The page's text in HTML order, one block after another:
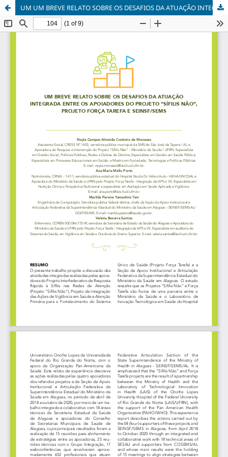
UM UM BREVE RELATO SOBRE OS DESAFIOS DA ATUAÇÃO INTEGRADA ENTRE OS APOIADORES DO PROJETO “SÍFILIS NÃO”, PROJETO FORÇA TAREFA E SEINSF/SEMS